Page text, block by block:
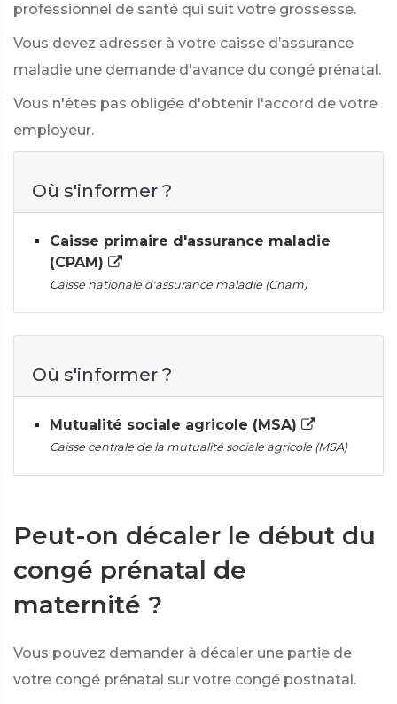
professionnel de santé qui suit votre grossesse.
Vous devez adresser à votre caisse d’assurance
maladie une demande d'avance du congé prénatal.
Vous n'êtes pas obligée d'obtenir l'accord de votre
employeur.
Où s'informer ?
Caisse primaire d'assurance maladie
(CPAM)
Caisse nationale d'assurance maladie (Cnam)
Où s'informer ?
Mutualité sociale agricole (MSA)
Caisse centrale de la mutualité sociale agricole (MSA)
Peut-on décaler le début du
congé prénatal de
maternité ?
Vous pouvez demander à décaler une partie de
votre congé prénatal sur votre congé postnatal.